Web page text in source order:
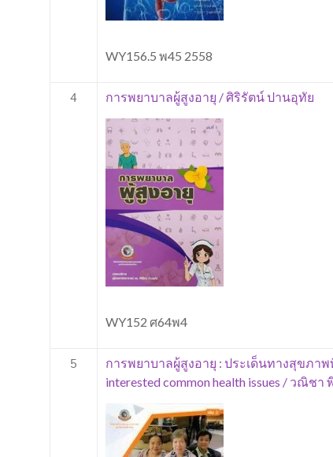
WY156.5 พ45 2558
4 การพยาบาลผู้สูงอายุ / ศิริรัตน์ ปานอุทัย
WY152 ศ64พ4
5
การพยาบาลผู้สูงอายุ : ประเด็นทางสุขภาพ
interested common health issues / วณิช